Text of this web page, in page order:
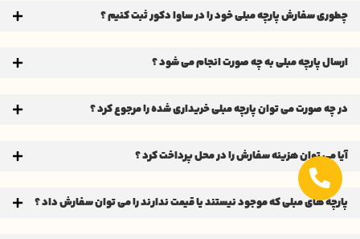
چطوری سفارش پارچه مبلی خود را در ساوا دکور ثبت کنیم ؟
ارسال پارچه مبلی به چه صورت انجام می شود ؟
در چه صورت می توان پارچه مبلی خریداری شده را مرجوع کرد ؟
آیا می توان هزینه سفارش را در محل پرداخت کرد ؟
پارچه های مبلی که موجود نیستند یا قیمت ندارند را می توان سفارش داد ؟